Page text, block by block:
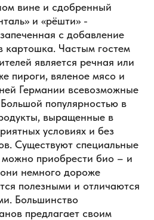
вине и сдобренный
и «рёшти» -
с добавление
картошка. Частым гостем
является речная или
пироги, вяленое мясо и
Германии всевозможные
популярностью в
выращенные в
условиях и без
Существуют специальные
приобрести био – и
немного дороже
полезными и отличаются
Большинство
предлагает своим